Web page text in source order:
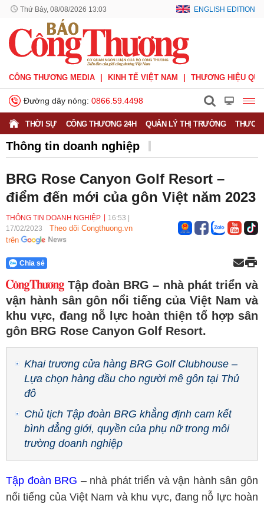
Thứ Bảy, 08/08/2026 13:03 ENGLISH EDITION
CÔNG THƯƠNG MEDIA KINH TẾ VIỆT NAM THƯƠNG HIỆU
Đường dây nóng: 0866.59.4498
THỜI SỰ CÔNG THƯƠNG 24H QUẢN LÝ THỊ TRƯỜNG
Thông tin doanh nghiệp
Thông tin doanh nghiệp
BRG Rose Canyon Golf Resort –
điểm đến mới của gôn Việt năm 2023
THÔNG TIN DOANH NGHIỆP 16:53
17/02/2023
Theo dõi Congthuong.vn
trên
Chia sẻ
Tập đoàn BRG – nhà phát triển và
vận hành sân gôn nổi tiếng của Việt Nam và
khu vực, đang nỗ lực hoàn thiện tổ hợp sân
gôn BRG Rose Canyon Golf Resort.
Khai trương cửa hàng BRG Golf Clubhouse –
Lựa chọn hàng đầu cho người mê gôn tại Thủ
đô
Chủ tịch Tập đoàn BRG khẳng định cam kết
bình đẳng giới, quyền của phụ nữ trong môi
trường doanh nghiệp
Tập đoàn BRG – nhà phát triển và vận hành sân gôn
nổi tiếng của Việt Nam và khu vực, đang nỗ lực hoàn